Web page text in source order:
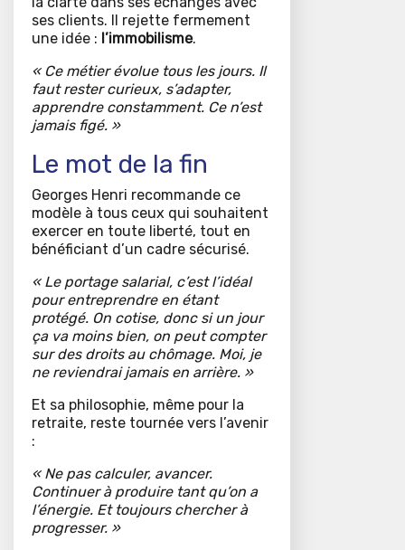
ses clients. Il rejette fermement
une idée : l’immobilisme.
« Ce métier évolue tous les jours. Il
faut rester curieux, s’adapter,
apprendre constamment. Ce n’est
jamais figé. »
Le mot de la fin
Georges Henri recommande ce
modèle à tous ceux qui souhaitent
exercer en toute liberté, tout en
bénéficiant d’un cadre sécurisé.
« Le portage salarial, c’est l’idéal
pour entreprendre en étant
protégé. On cotise, donc si un jour
ça va moins bien, on peut compter
sur des droits au chômage. Moi, je
ne reviendrai jamais en arrière. »
Et sa philosophie, même pour la
retraite, reste tournée vers l’avenir
:
« Ne pas calculer, avancer.
Continuer à produire tant qu’on a
l’énergie. Et toujours chercher à
progresser. »